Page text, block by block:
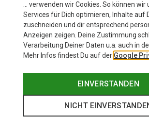
Damen Futura Air Trek 45+10 SL Rucksack
267,40 €
Deuter
200,30 €
… verwenden wir Cookies. So können wir
Services für Dich optimieren, Inhalte auf
zuschneiden und dir entsprechend
Anzeigen zeigen. Deine Zustimmung
Verarbeitung Deiner Daten u.a. auch in
Mehr Infos findest Du auf der Google
EINVERSTANDEN
NICHT